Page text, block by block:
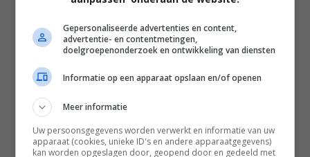
Gepersonaliseerde advertenties en content,
advertentie- en contentmetingen,
doelgroepenonderzoek en ontwikkeling van diensten
Informatie op een apparaat opslaan en/of openen
Meer informatie
Uw persoonsgegevens worden verwerkt en informatie van uw
apparaat (cookies, unieke ID's en andere apparaatgegevens)
kan worden opgeslagen door, geopend door en gedeeld met